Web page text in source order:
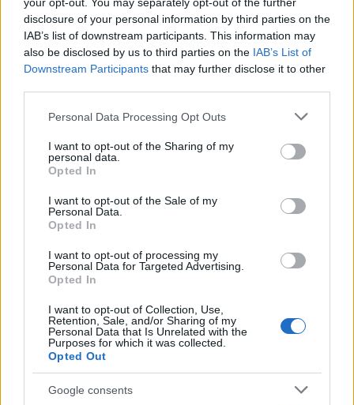
disclosure of your personal information by third parties on the
IAB’s list of downstream participants. This information may
also be disclosed by us to third parties on the IAB’s List of
Downstream Participants that may further disclose it to other
Please note that this website/app uses one or more Google
not limited to your visit or usage behaviour. You may click to
grant or deny consent to Google and its third-party tags to
use your data for below specified purposes in below Google
consent section.
Personal Data Processing Opt Outs
I want to opt-out of the Sharing of my
personal data.
Opted In
I want to opt-out of the Sale of my
Personal Data.
Opted In
I want to opt-out of processing my
Personal Data for Targeted Advertising.
Opted In
I want to opt-out of Collection, Use,
Retention, Sale, and/or Sharing of my
Personal Data that Is Unrelated with the
Purposes for which it was collected.
Opted Out
Google consents
Don Antonio Mazzi: l’ultimo saluto a Milano tra
Marco Tessari · 3 Ago 2026